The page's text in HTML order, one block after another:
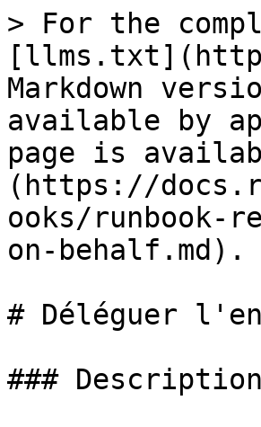
> For the
Markdown
available by
page is
(https://
ooks/runbook-
on-behalf.md).
# Déléguer
### Description